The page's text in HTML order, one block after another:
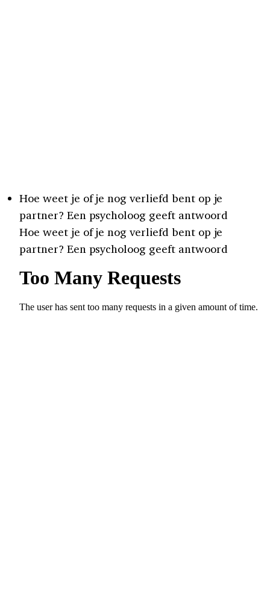
Hoe weet je of je nog verliefd bent op je
partner? Een psycholoog geeft antwoord
Hoe weet je of je nog verliefd bent op je
partner? Een psycholoog geeft antwoord